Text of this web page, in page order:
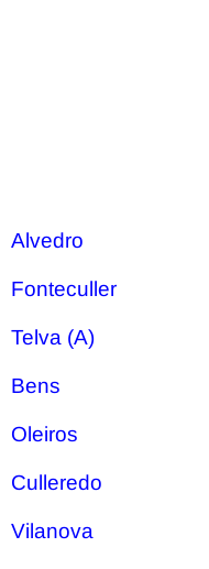
Alvedro
Fonteculler
Telva (A)
Bens
Oleiros
Culleredo
Vilanova